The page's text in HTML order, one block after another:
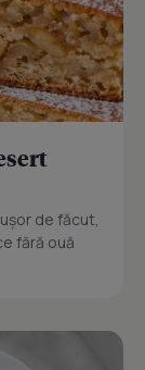
de făcut,
fără ouă